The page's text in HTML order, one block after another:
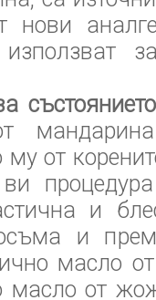
нови
използват
му от
ви
и
и
масло
масло от